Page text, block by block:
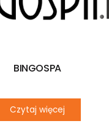
BINGOSPA
Czytaj więcej